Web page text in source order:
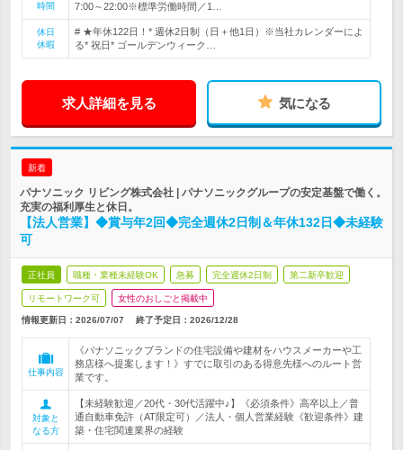
時間
7:00～22:00※標準労働時間／1…
休日
休暇
# ★年休122日！* 週休2日制（日＋他1日）※当社カレンダーによ
る* 祝日* ゴールデンウィーク…
求人詳細を見る 気になる
新着
パナソニック リビング株式会社 | パナソニックグループの安定基盤で働く。
充実の福利厚生と休日。
【法人営業】◆賞与年2回◆完全週休2日制＆年休132日◆未経験
可
正社員 職種・業種未経験OK 急募 完全週休2日制 第二新卒歓迎
リモートワーク可 女性のおしごと掲載中
情報更新日：2026/07/07 終了予定日： 2026/12/28
仕事内容
《パナソニックブランドの住宅設備や建材をハウスメーカーや工
務店様へ提案します！》すでに取引のある得意先様へのルート営
業です。
対象と
なる方
【未経験歓迎／20代・30代活躍中♪】《必須条件》高卒以上／普
通自動車免許（AT限定可）／法人・個人営業経験《歓迎条件》建
築・住宅関連業界の経験